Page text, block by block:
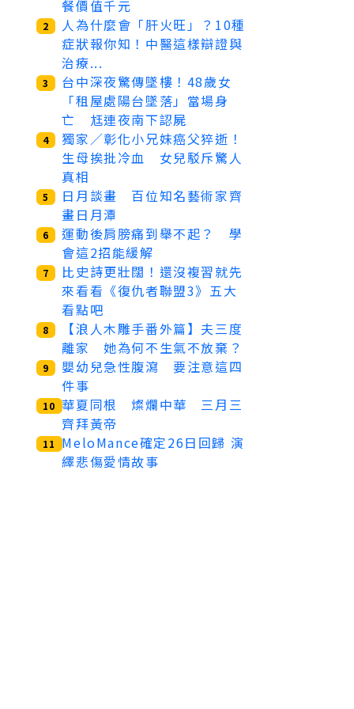
餐價值千元
2
人為什麼會「肝火旺」？10種
症狀報你知！中醫這樣辯證與
治療...
3
台中深夜驚傳墜樓！48歲女
「租屋處陽台墜落」當場身
亡 尪連夜南下認屍
4
獨家／彰化小兄妹癌父猝逝！
生母挨批冷血 女兒駁斥驚人
真相
5
日月談畫 百位知名藝術家齊
畫日月潭
6
運動後肩膀痛到舉不起？ 學
會這2招能緩解
7
比史詩更壯闊！還沒複習就先
來看看《復仇者聯盟3》五大
看點吧
8
【浪人木雕手番外篇】夫三度
離家 她為何不生氣不放棄？
9
嬰幼兒急性腹瀉 要注意這四
件事
10 華夏同根 燦爛中華 三月三
齊拜黃帝
11
MeloMance確定26日回歸 演
繹悲傷愛情故事